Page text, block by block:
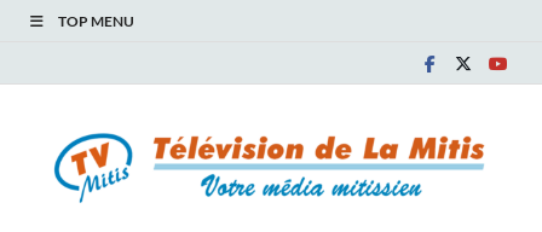
TOP MENU